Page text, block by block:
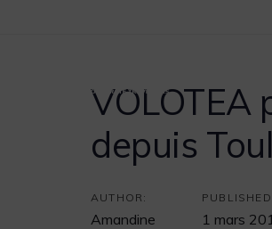
VOLOTEA
depuis
AUTHOR:
Amandine 1 mars